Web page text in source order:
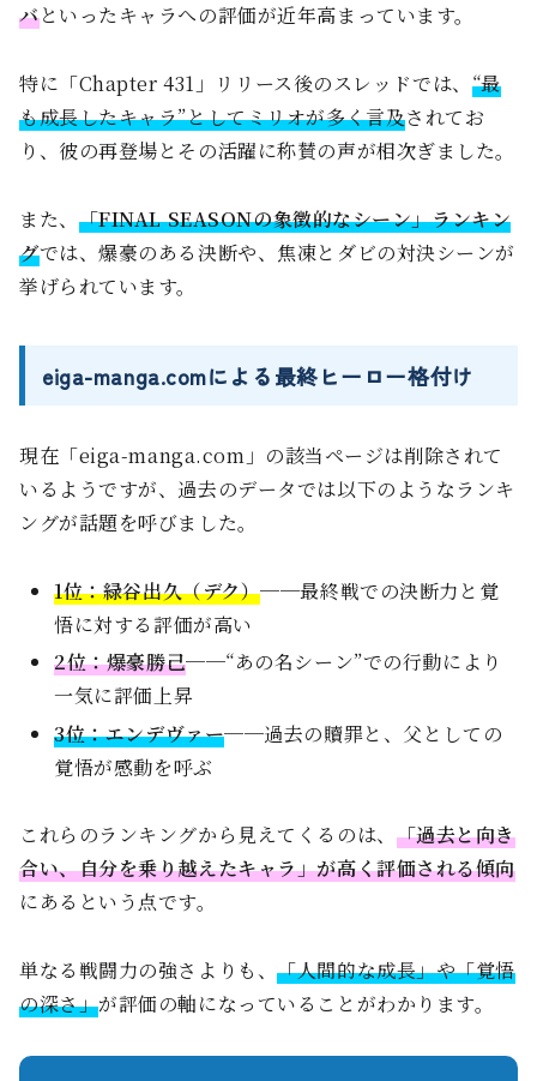
バといったキャラへの評価が近年高まっています。
特に「Chapter 431」リリース後のスレッドでは、 “最
も成長したキャラ”としてミリオが多く言及されてお
り、彼の再登場とその活躍に称賛の声が相次ぎました。
また、 「FINAL SEASONの象徴的なシーン」ランキン
グでは、爆豪のある決断や、焦凍とダビの対決シーンが
挙げられています。
eiga-manga.comによる最終ヒーロー格付け
現在「eiga-manga.com」の該当ページは削除されて
いるようですが、過去のデータでは以下のようなランキ
ングが話題を呼びました。
1位：緑谷出久（デク）──最終戦での決断力と覚
悟に対する評価が高い
2位：爆豪勝己──“あの名シーン”での行動により
一気に評価上昇
3位：エンデヴァー──過去の贖罪と、父としての
覚悟が感動を呼ぶ
これらのランキングから見えてくるのは、 「過去と向き
合い、自分を乗り越えたキャラ」が高く評価される傾向
にあるという点です。
単なる戦闘力の強さよりも、「人間的な成長」や「覚悟
の深さ」が評価の軸になっていることがわかります。